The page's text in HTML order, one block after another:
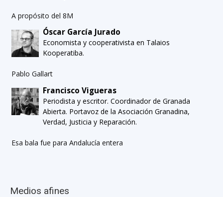
A propósito del 8M
Óscar García Jurado
Economista y cooperativista en Talaios
Kooperatiba.
Pablo Gallart
Francisco Vigueras
Periodista y escritor. Coordinador de Granada
Abierta. Portavoz de la Asociación Granadina,
Verdad, Justicia y Reparación.
Esa bala fue para Andalucía entera
Medios afines